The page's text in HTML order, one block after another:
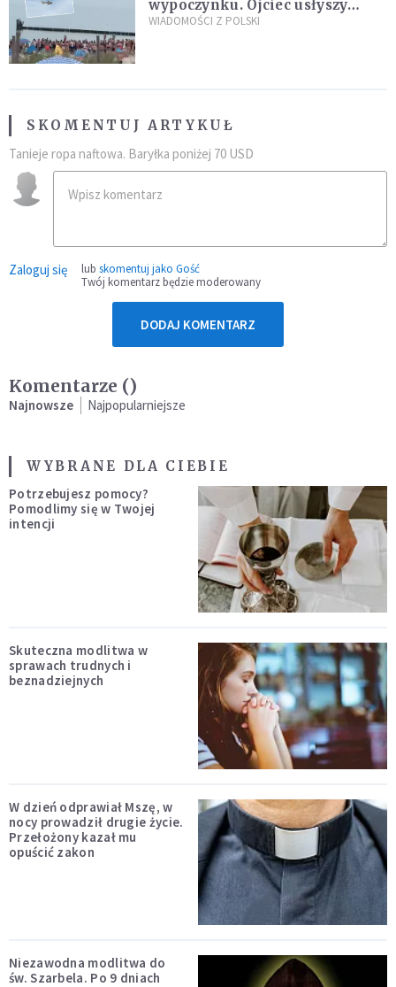
wypoczynku. Ojciec usłyszy
zarzuty
WIADOMOŚCI Z POLSKI
SKOMENTUJ ARTYKUŁ
Tanieje ropa naftowa. Baryłka poniżej 70 USD
Zaloguj się lub skomentuj jako Gość
Twój komentarz będzie moderowany
DODAJ KOMENTARZ
Komentarze ()
Najnowsze Najpopularniejsze
WYBRANE DLA CIEBIE
Potrzebujesz pomocy?
Pomodlimy się w Twojej
intencji
Skuteczna modlitwa w
sprawach trudnych i
beznadziejnych
W dzień odprawiał Mszę, w
nocy prowadził drugie życie.
Przełożony kazał mu
opuścić zakon
Niezawodna modlitwa do
św. Szarbela. Po 9 dniach